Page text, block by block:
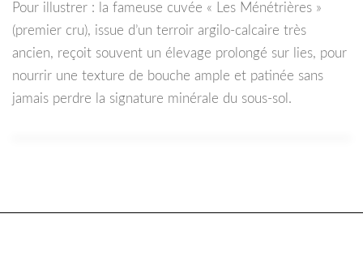
Pour illustrer : la fameuse cuvée « Les Ménétrières »
(premier cru), issue d’un terroir argilo-calcaire très
ancien, reçoit souvent un élevage prolongé sur lies, pour
nourrir une texture de bouche ample et patinée sans
jamais perdre la signature minérale du sous-sol.